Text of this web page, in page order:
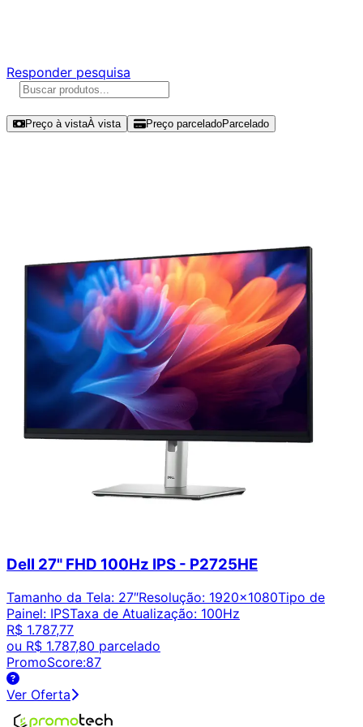
Responder pesquisa
Preço à vistaÀ vista Preço parceladoParcelado
Dell 27" FHD 100Hz IPS - P2725HE
Tamanho da Tela: 27″Resolução: 1920x1080Tipo de
Painel: IPSTaxa de Atualização: 100Hz
R$ 1.787,77
ou R$ 1.787,80 parcelado
PromoScore:87
Ver Oferta